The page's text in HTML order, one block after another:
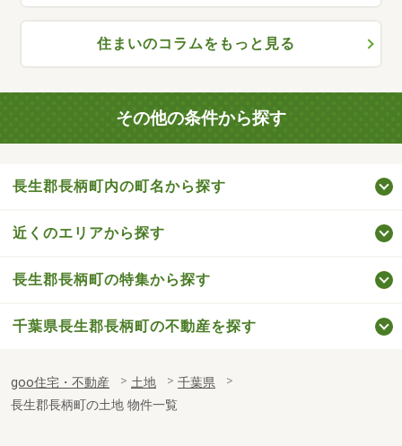
住まいのコラムをもっと見る
その他の条件から探す
長生郡長柄町内の町名から探す
近くのエリアから探す
長生郡長柄町の特集から探す
千葉県長生郡長柄町の不動産を探す
goo住宅・不動産 土地
千葉県
長生郡長柄町の土地 物件一覧